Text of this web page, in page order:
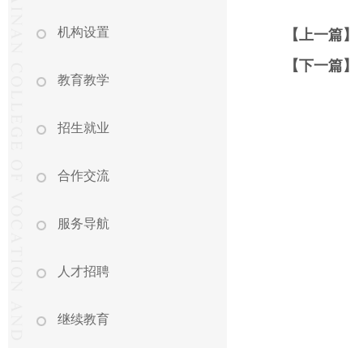
机构设置
教育教学
招生就业
合作交流
服务导航
人才招聘
继续教育
【上一篇】
【下一篇】